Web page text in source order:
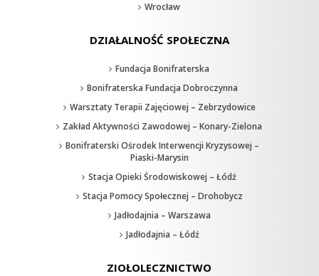
Wrocław
DZIAŁALNOŚĆ SPOŁECZNA
Fundacja Bonifraterska
Bonifraterska Fundacja Dobroczynna
Warsztaty Terapii Zajęciowej – Zebrzydowice
Zakład Aktywności Zawodowej – Konary-Zielona
Bonifraterski Ośrodek Interwencji Kryzysowej –
Piaski-Marysin
Stacja Opieki Środowiskowej – Łódź
Stacja Pomocy Społecznej – Drohobycz
Jadłodajnia – Warszawa
Jadłodajnia – Łódź
ZIOŁOLECZNICTWO